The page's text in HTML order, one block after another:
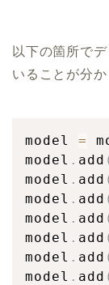
以下の箇所で
いることが分か
model =
model . add
model . add
model . add
model . add
model . add
model . add
model . add